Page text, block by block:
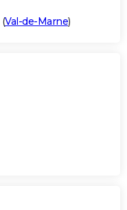
(Val-de-Marne)